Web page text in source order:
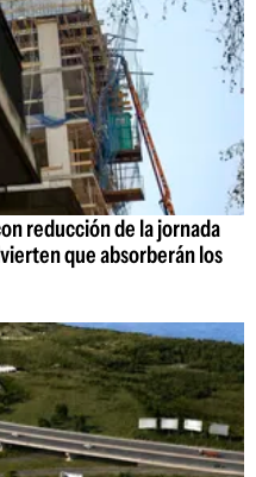
reducción de la jornada
que absorberán los